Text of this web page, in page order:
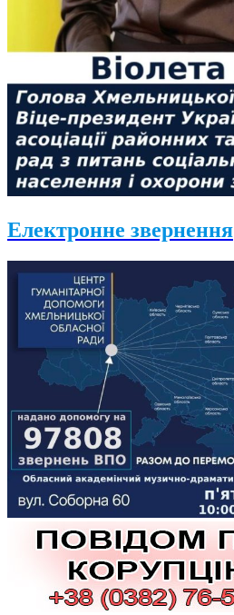
Електронне звернення